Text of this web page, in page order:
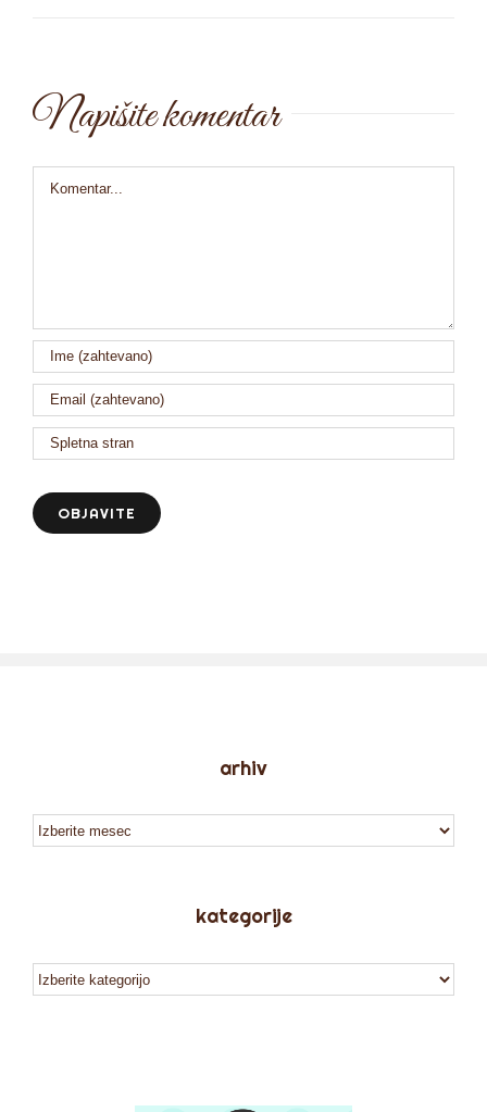
Napišite komentar
Comment
arhiv
arhiv
kategorije
kategorije